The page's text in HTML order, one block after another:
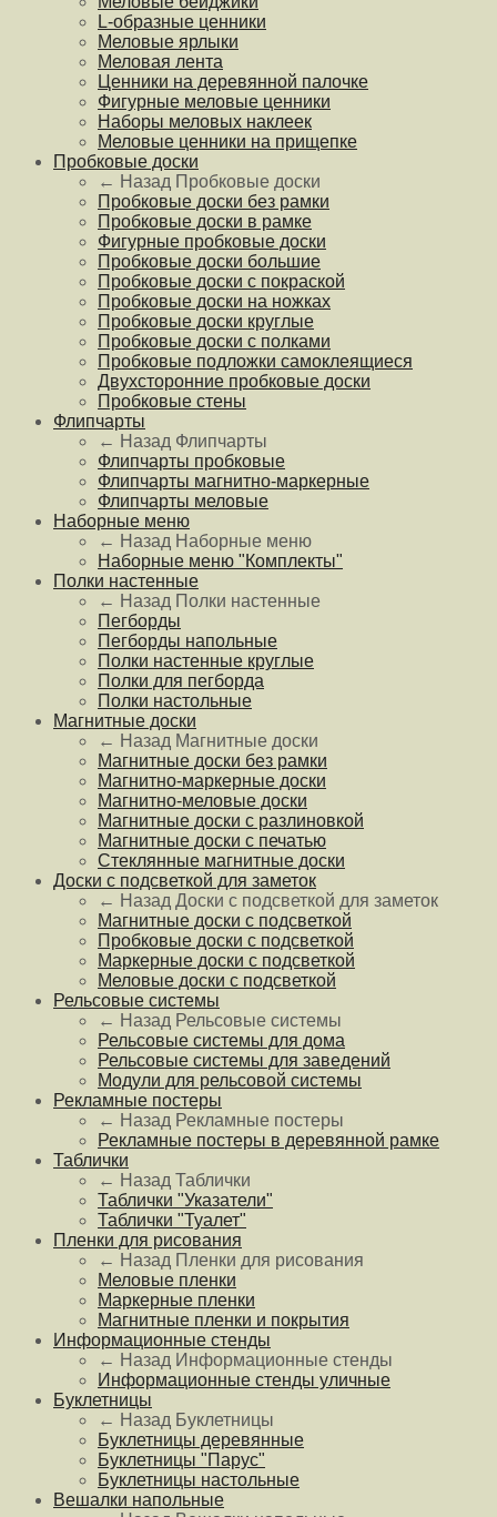
L-образные ценники
Меловые ярлыки
Меловая лента
Ценники на деревянной палочке
Фигурные меловые ценники
Наборы меловых наклеек
Меловые ценники на прищепке
Пробковые доски
← Назад Пробковые доски
Пробковые доски без рамки
Пробковые доски в рамке
Фигурные пробковые доски
Пробковые доски большие
Пробковые доски с покраской
Пробковые доски на ножках
Пробковые доски круглые
Пробковые доски с полками
Пробковые подложки самоклеящиеся
Двухсторонние пробковые доски
Пробковые стены
Флипчарты
← Назад Флипчарты
Флипчарты пробковые
Флипчарты магнитно-маркерные
Флипчарты меловые
Наборные меню
← Назад Наборные меню
Наборные меню "Комплекты"
Полки настенные
← Назад Полки настенные
Пегборды
Пегборды напольные
Полки настенные круглые
Полки для пегборда
Полки настольные
Магнитные доски
← Назад Магнитные доски
Магнитные доски без рамки
Магнитно-маркерные доски
Магнитно-меловые доски
Магнитные доски с разлиновкой
Магнитные доски с печатью
Стеклянные магнитные доски
Доски с подсветкой для заметок
← Назад Доски с подсветкой для заметок
Магнитные доски с подсветкой
Пробковые доски с подсветкой
Маркерные доски с подсветкой
Меловые доски с подсветкой
Рельсовые системы
← Назад Рельсовые системы
Рельсовые системы для дома
Рельсовые системы для заведений
Модули для рельсовой системы
Рекламные постеры
← Назад Рекламные постеры
Рекламные постеры в деревянной рамке
Таблички
← Назад Таблички
Таблички "Указатели"
Таблички "Туалет"
Пленки для рисования
← Назад Пленки для рисования
Меловые пленки
Маркерные пленки
Магнитные пленки и покрытия
Информационные стенды
← Назад Информационные стенды
Информационные стенды уличные
Буклетницы
← Назад Буклетницы
Буклетницы деревянные
Буклетницы "Парус"
Буклетницы настольные
Вешалки напольные